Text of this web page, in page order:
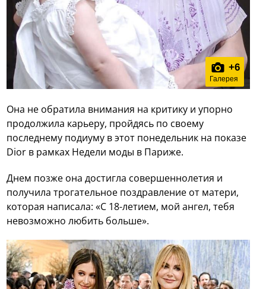
+6
Галерея
Она не обратила внимания на критику и упорно
продолжила карьеру, пройдясь по своему
последнему подиуму в этот понедельник на показе
Dior в рамках Недели моды в Париже.
Днем позже она достигла совершеннолетия и
получила трогательное поздравление от матери,
которая написала: «С 18-летием, мой ангел, тебя
невозможно любить больше».